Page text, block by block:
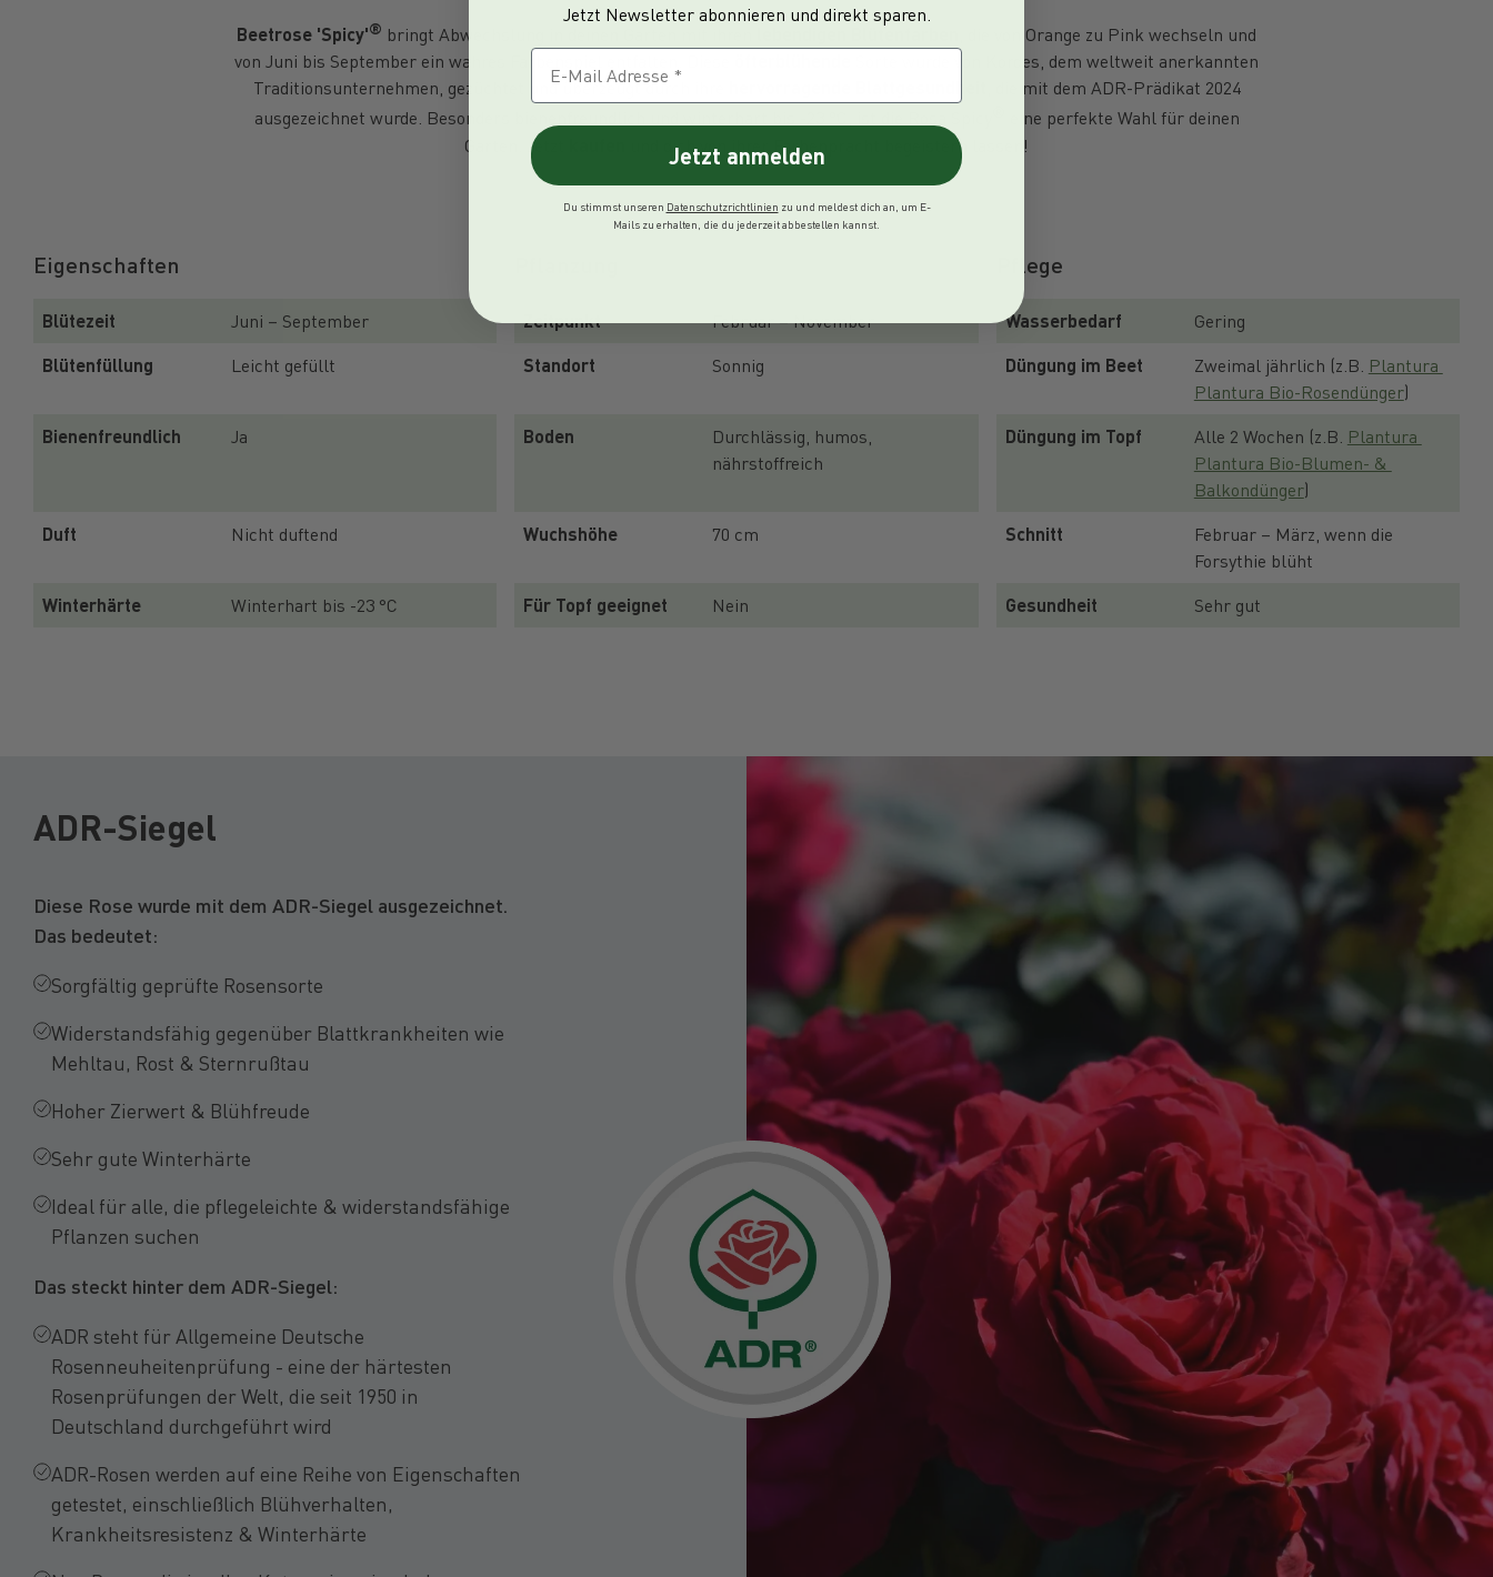
Beetrose 'Spicy'® bringt Abwechslung in deinen Garten mit ihren
, die von Orange zu Pink wechseln und
von Juni bis September ein wahres Farbenspiel entfalten. Diese
Sorte wurde von Kordes, dem weltweit anerkannten
Traditionsunternehmen, gezüchtet und überzeugt durch ihre
, die mit dem ADR-Prädikat 2024
ausgezeichnet wurde. Besonders bienenfreundlich und winterhart bis -23 °C, ist die Rosa Spicy
eine perfekte Wahl für deinen
Garten. Jetzt
und dich von ihrer Farbenpracht begeistern lassen!
Eigenschaften Pflege
Blütezeit Juni – September Zeitpunkt Februar – November Wasserbedarf
Gering
Blütenfüllung
Leicht gefüllt Standort Sonnig Düngung im Beet Zweimal jährlich (z.B. Plantura
Plantura Bio-Rosendünger)
Bienenfreundlich
Ja Boden
Durchlässig, humos,
nährstoffreich
Düngung im Topf Alle 2 Wochen (z.B. Plantura
Plantura Bio-Blumen- &
Balkondünger)
Duft
Nicht duftend Wuchshöhe 70 cm Schnitt
Februar – März, wenn die
Forsythie blüht
Winterhärte
Winterhart bis -23 °C Für Topf geeignet Nein Gesundheit Sehr gut
ADR-Siegel
Diese Rose wurde mit dem ADR-Siegel ausgezeichnet.
Das bedeutet:
Sorgfältig geprüfte Rosensorte
Widerstandsfähig gegenüber Blattkrankheiten wie
Mehltau, Rost & Sternrußtau
Hoher Zierwert & Blühfreude
Sehr gute Winterhärte
Ideal für alle, die pflegeleichte & widerstandsfähige
Pflanzen suchen
Das steckt hinter dem ADR-Siegel:
ADR steht für Allgemeine Deutsche
Rosenneuheitenprüfung - eine der härtesten
Rosenprüfungen der Welt, die seit 1950 in
Deutschland durchgeführt wird
ADR-Rosen werden auf eine Reihe von Eigenschaften
getestet, einschließlich Blühverhalten,
Krankheitsresistenz & Winterhärte
Jetzt Newsletter abonnieren und direkt sparen.
E-Mail Adresse
Jetzt anmelden
Du stimmst unseren Datenschutzrichtlinien zu und meldest dich an, um E-
Mails zu erhalten, die du jederzeit abbestellen kannst.